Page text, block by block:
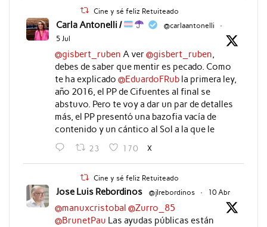
Cine y sé feliz Retuiteado
Carla Antonelli / @carlaantonelli
·
5 Jul
@gisbert_ruben A ver@gisbert_ruben,
debes de saber que mentir es pecado. Como
te ha explicado @EduardoFRubla primera ley,
año 2016, el PP de Cifuentes al final se
abstuvo. Pero te voy a dar un par de detalles
más, el PP presentó una bazofia vacía de
contenido y un cántico al Sol a la que le
23 170 X
Cine y sé feliz Retuiteado
Jose Luis Rebordinos @jlrebordinos · 10 Abr
@manuxcristobal @Zurro_85
@BrunetPau Las ayudas públicas están